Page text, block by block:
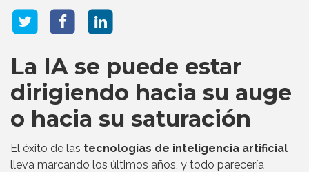
La IA se puede estar
dirigiendo hacia su auge
o hacia su saturación
El éxito de las tecnologías de inteligencia artificial
lleva marcando los últimos años, y todo parecería